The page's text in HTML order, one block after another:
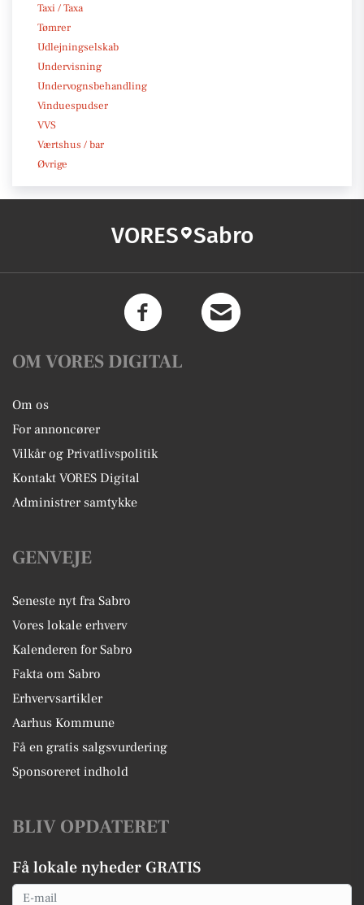
Taxi / Taxa
Tømrer
Udlejningselskab
Undervisning
Undervognsbehandling
Vinduespudser
VVS
Værtshus / bar
Øvrige
VORES Sabro
OM VORES DIGITAL
Om os
For annoncører
Vilkår og Privatlivspolitik
Kontakt VORES Digital
Administrer samtykke
GENVEJE
Seneste nyt fra Sabro
Vores lokale erhverv
Kalenderen for Sabro
Fakta om Sabro
Erhvervsartikler
Aarhus Kommune
Få en gratis salgsvurdering
Sponsoreret indhold
BLIV OPDATERET
Få lokale nyheder GRATIS
Email